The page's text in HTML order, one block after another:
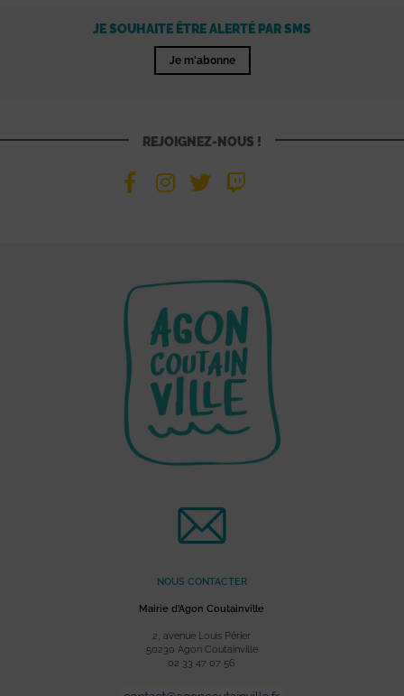
JE SOUHAITE ÊTRE ALERTÉ PAR SMS
Je m'abonne
REJOIGNEZ-NOUS !
NOUS CONTACTER
Mairie d’Agon Coutainville
2, avenue Louis Périer
50230 Agon Coutainville
02 33 47 07 56